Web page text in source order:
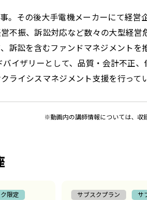
。その後大手電機メーカーにて経営
不振、訴訟対応など数々の大型経営
訴訟を含むファンドマネジメントを
イザリーとして、品質・会計不正、
ライシスマネジメント支援を行って
※動画内の講師情報については、収
限定 サブスクプラン サ